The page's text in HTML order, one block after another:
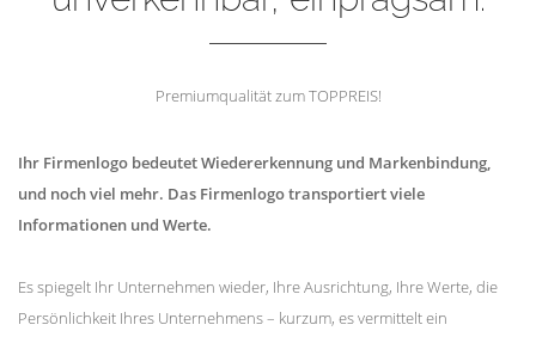
Premiumqualität zum TOPPREIS!
Ihr Firmenlogo bedeutet Wiedererkennung und Markenbindung,
und noch viel mehr. Das Firmenlogo transportiert viele
Informationen und Werte.
Es spiegelt Ihr Unternehmen wieder, Ihre Ausrichtung, Ihre Werte, die
Persönlichkeit Ihres Unternehmens – kurzum, es vermittelt ein